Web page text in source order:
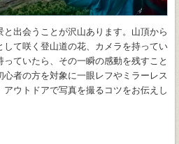
出会うことが沢山あります。山頂から
て咲く登山道の花、カメラを持ってい
ていたら、その一瞬の感動を残すこと
者の方を対象に一眼レフやミラーレス
ウトドアで写真を撮るコツをお伝えし